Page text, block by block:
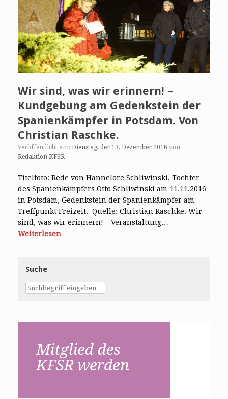
Wir sind, was wir erinnern! –
Kundgebung am Gedenkstein der
Spanienkämpfer in Potsdam. Von
Christian Raschke.
Veröffentlicht am: Dienstag, der 13. Dezember 2016 von
Redaktion KFSR
Titelfoto: Rede von Hannelore Schliwinski, Tochter
des Spanienkämpfers Otto Schliwinski am 11.11.2016
in Potsdam, Gedenkstein der Spanienkämpfer am
Treffpunkt Freizeit. Quelle: Christian Raschke. Wir
sind, was wir erinnern! – Veranstaltung…
Weiterlesen
Suche